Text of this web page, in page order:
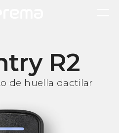
R2
de huella dactilar